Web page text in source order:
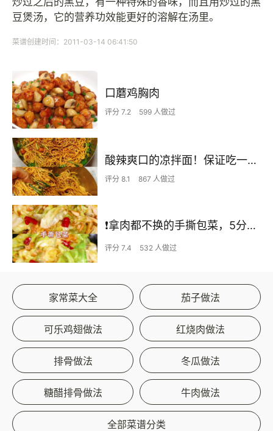
豆煲汤，它的营养功效能更好的溶解在汤里。
菜谱创建时间：2011-03-14 06:41:50
口蘑鸡胸肉
评分 7.2 599 人做过
酸辣爽口的凉拌面！保证吃一次就上瘾
评分 8.1 867 人做过
❗拿肉都不换的手撕包菜，5分钟快手家常菜🔥
评分 7.4 532 人做过
家常菜大全 茄子做法
可乐鸡翅做法 红烧肉做法
排骨做法 冬瓜做法
糖醋排骨做法 牛肉做法
全部菜谱分类